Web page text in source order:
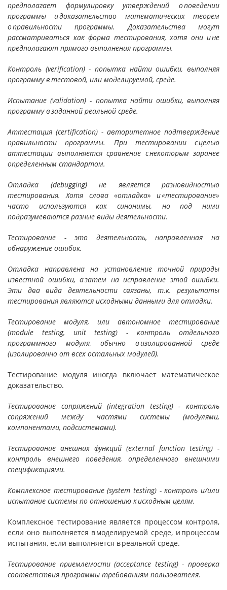
предполагает формулировку утверждений о поведении
программы и доказательство математических теорем
о правильности программы. Доказательства могут
рассматриваться как форма тестирования, хотя они и не
предпола­гают прямого выполнения программы.
Контроль (verification) - попытка найти ошибки, выполняя
программу в тестовой, или моделируемой, среде.
Испытание (validation) - попытка найти ошибки, выполняя
программу в заданной реальной среде.
Аттестация (certification) - авторитетное подтверждение
правильности программы. При тестировании с целью
аттестации выполняется сравнение с некоторым заранее
определенным стандартом.
Отладка (debugging) не является разновидностью
тестирования. Хотя слова «отладка» и «тестирование»
часто используются как синонимы, но под ними
подразумеваются разные виды деятельности.
Тестирование - это деятельность, направленная на
обнаружение ошибок.
Отладка направлена на установление точной природы
известной ошибки, а затем на исправление этой ошибки.
Эти два вида деятельности связаны, т.к. результаты
тестирования являются исходными данными для отладки.
Тестирование модуля, или автономное тестирование
(module testing, unit testing) - контроль отдельного
программного модуля, обычно в изолированной среде
(изолированно от всех остальных модулей).
Тестирование модуля иногда включает математическое
доказательство.
Тестирование сопряжений (integration testing) - контроль
сопряжений между частями системы (модулями,
компонентами, подсистемами).
Тестирование внешних функций (external function testing) -
контроль внешнего поведения, определенного внешними
спецификациями.
Комплексное тестирование (system testing) - контроль и/или
испытание системы по отношению к исходным целям.
Комплексное тестирование является процессом контроля,
если оно выполняется в моделируемой среде, и процессом
испытания, если выполняется в реальной среде.
Тестирование приемлемости (acceptance testing) - проверка
соответствия программы требованиям пользователя.